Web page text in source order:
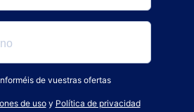
de vuestras ofertas
de usoy Política de privacidad